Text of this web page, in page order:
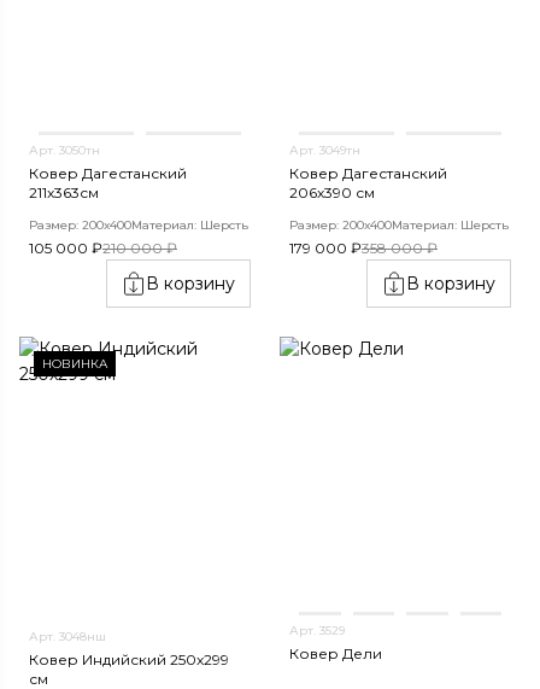
Арт. 3050тн
Ковер Дагестанский
211x363см
Размер: 200х400Материал: Шерсть
105 000 ₽210 000 ₽
В корзину
Арт. 3049тн
Ковер Дагестанский
206x390 см
Размер: 200х400Материал: Шерсть
179 000 ₽358 000 ₽
В корзину
НОВИНКА
Арт. 3048нш
Ковер Индийский 250x299
см
Арт. 3529
Ковер Дели